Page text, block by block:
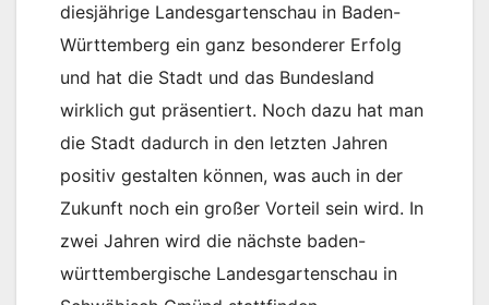
diesjährige Landesgartenschau in Baden-
Württemberg ein ganz besonderer Erfolg
und hat die Stadt und das Bundesland
wirklich gut präsentiert. Noch dazu hat man
die Stadt dadurch in den letzten Jahren
positiv gestalten können, was auch in der
Zukunft noch ein großer Vorteil sein wird. In
zwei Jahren wird die nächste baden-
württembergische Landesgartenschau in